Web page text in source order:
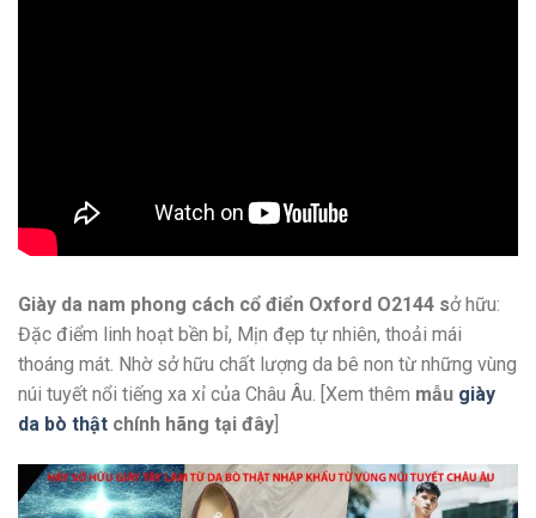
Giày da nam phong cách cổ điển Oxford O2144 sở hữu:
Đặc điểm linh hoạt bền bỉ, Mịn đẹp tự nhiên, thoải mái
thoáng mát. Nhờ sở hữu chất lượng da bê non từ những vùng
núi tuyết nổi tiếng xa xỉ của Châu Âu. [Xem thêm mẫu giày
da bò thật chính hãng tại đây